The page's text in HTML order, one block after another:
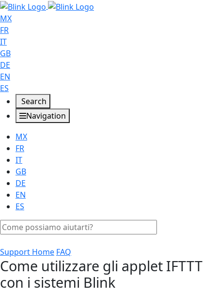
MX
FR
IT
GB
DE
EN
ES
Search
Navigation
MX
FR
IT
GB
DE
EN
ES
Support Home FAQ
Come utilizzare gli applet IFTTT
con i sistemi Blink